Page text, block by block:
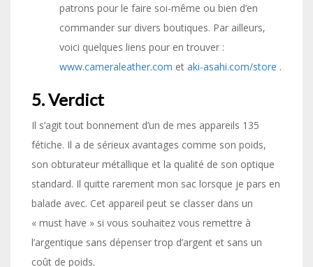
patrons pour le faire soi-même ou bien d’en
commander sur divers boutiques. Par ailleurs,
voici quelques liens pour en trouver :
www.cameraleather.com et aki-asahi.com/store .
5. Verdict
Il s’agit tout bonnement d’un de mes appareils 135
fétiche. Il a de sérieux avantages comme son poids,
son obturateur métallique et la qualité de son optique
standard. Il quitte rarement mon sac lorsque je pars en
balade avec. Cet appareil peut se classer dans un
« must have » si vous souhaitez vous remettre à
l’argentique sans dépenser trop d’argent et sans un
coût de poids.